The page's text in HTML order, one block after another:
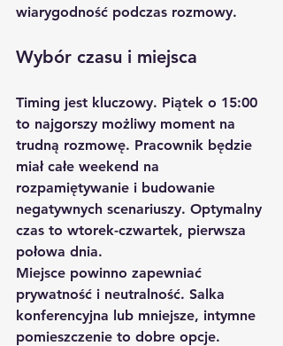
wiarygodność podczas rozmowy.
Wybór czasu i miejsca
Timing jest kluczowy. Piątek o 15:00
to najgorszy możliwy moment na
trudną rozmowę. Pracownik będzie
miał całe weekend na
rozpamiętywanie i budowanie
negatywnych scenariuszy. Optymalny
czas to wtorek-czwartek, pierwsza
połowa dnia.
Miejsce powinno zapewniać
prywatność i neutralność. Salka
konferencyjna lub mniejsze, intymne
pomieszczenie to dobre opcje.